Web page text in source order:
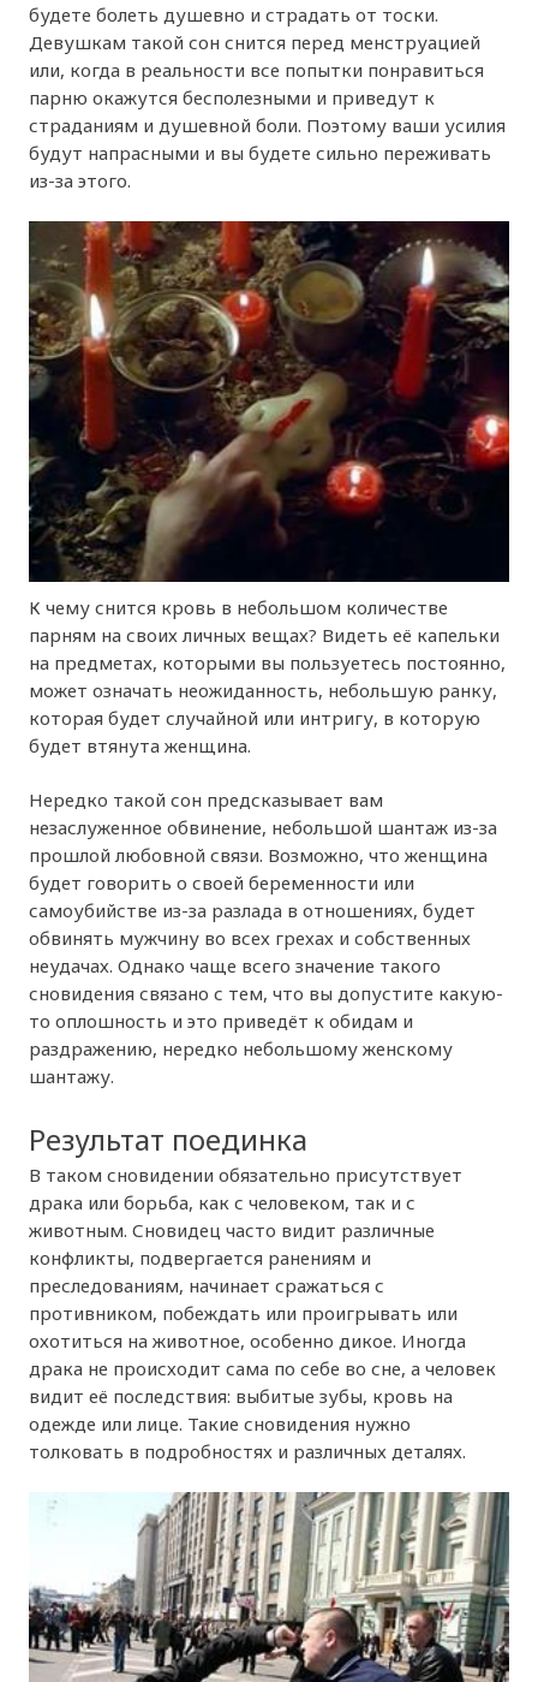
будете болеть душевно и страдать от тоски.
Девушкам такой сон снится перед менструацией
или, когда в реальности все попытки понравиться
парню окажутся бесполезными и приведут к
страданиям и душевной боли. Поэтому ваши усилия
будут напрасными и вы будете сильно переживать
из-за этого.
К чему снится кровь в небольшом количестве
парням на своих личных вещах? Видеть её капельки
на предметах, которыми вы пользуетесь постоянно,
может означать неожиданность, небольшую ранку,
которая будет случайной или интригу, в которую
будет втянута женщина.
Нередко такой сон предсказывает вам
незаслуженное обвинение, небольшой шантаж из-за
прошлой любовной связи. Возможно, что женщина
будет говорить о своей беременности или
самоубийстве из-за разлада в отношениях, будет
обвинять мужчину во всех грехах и собственных
неудачах. Однако чаще всего значение такого
сновидения связано с тем, что вы допустите какую-
то оплошность и это приведёт к обидам и
раздражению, нередко небольшому женскому
шантажу.
Результат поединка
В таком сновидении обязательно присутствует
драка или борьба, как с человеком, так и с
животным. Сновидец часто видит различные
конфликты, подвергается ранениям и
преследованиям, начинает сражаться с
противником, побеждать или проигрывать или
охотиться на животное, особенно дикое. Иногда
драка не происходит сама по себе во сне, а человек
видит её последствия: выбитые зубы, кровь на
одежде или лице. Такие сновидения нужно
толковать в подробностях и различных деталях.